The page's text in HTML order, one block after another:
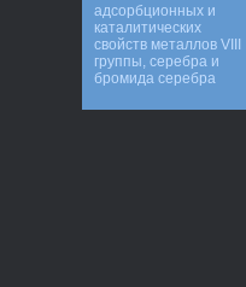
адсорбционных и
каталитических
свойств металлов VIII
группы, серебра и
бромида серебра